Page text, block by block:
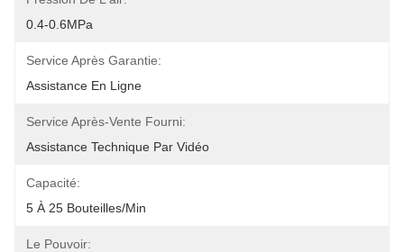
0.4-0.6MPa
Service Après Garantie:
Assistance En Ligne
Service Après-Vente Fourni:
Assistance Technique Par Vidéo
Capacité:
5 À 25 Bouteilles/min
Le Pouvoir: